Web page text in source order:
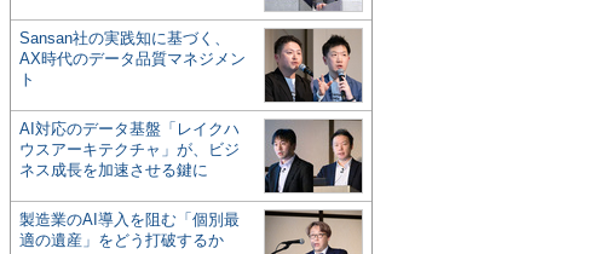
Sansan社の実践知に基づく、
AX時代のデータ品質マネジメン
ト
AI対応のデータ基盤「レイクハ
ウスアーキテクチャ」が、ビジ
ネス成長を加速させる鍵に
製造業のAI導入を阻む「個別最
適の遺産」をどう打破するか